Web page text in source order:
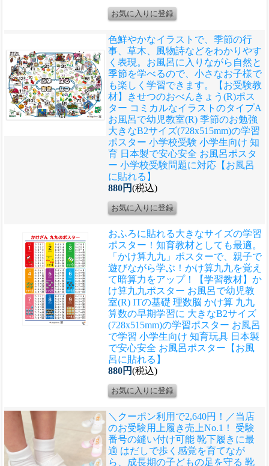
色鮮やかなイラストで、季節の行
事、草木、風物詩などをわかりやす
く表現。お風呂に入りながら自然と
季節を学べるので、小さなお子様で
も楽しく学習できます。
【お受験教
材】きせつのおべんきょう(R)ポス
ター コミカルなイラストのタイプA
お風呂で幼児教室(R) 季節のお勉強
大きなB2サイズ(728x515mm)の学習
ポスター 小学校受験 小学生向け 知
育 日本製で安心安全 お風呂ポスタ
ー 小学校受験問題に対応【お風呂
に貼れる】
880円(税込)
おふろに貼れる大きなサイズの学習
ポスター！知育教材としても最適。
「かけ算九九」ポスターで、親子で
遊びながら学ぶ！かけ算九九を覚え
て暗算力をアップ！
【学習教材】か
け算九九ポスター お風呂で幼児教
室(R) ITの基礎 理数脳 かけ算 九九
算数の早期学習に 大きなB2サイズ
(728x515mm)の学習ポスター お風呂
で学習 小学生向け 知育玩具 日本製
で安心安全 お風呂ポスター【お風
呂に貼れる】
880円(税込)
＼クーポン利用で2,640円！／当店
のお受験用上履き売上No.1！ 受験
番号の縫い付け可能 靴下履きに最
適 はだしで歩く感覚を育てなが
ら、成長期の子どもの足を守る 靴